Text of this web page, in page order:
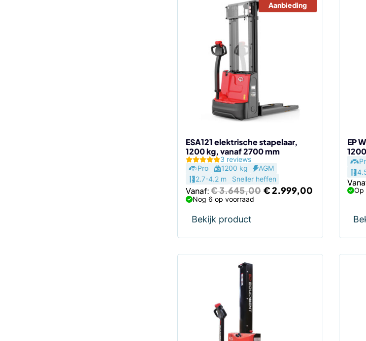
Aanbieding
ESA121 elektrische stapelaar,
1200 kg, vanaf 2700 mm
3 reviews
Pro
1200 kg
AGM
2.7-4.2 m
Sneller heffen
Vanaf:€3.645,00 Oorspronkelijke
prijs
€2.999,00Huidige
€ 2.999,00.
Nog 6 op voorraad
Bekijk product
meerdere
variaties.
gekozen
worden
de
productpagina
EP
Op
de
meerdere